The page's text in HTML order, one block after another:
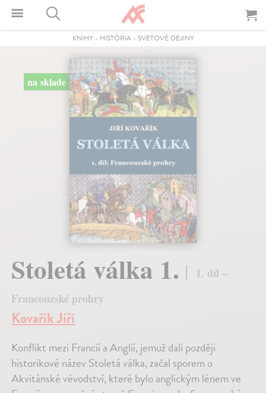
KNIHY- HISTÓRIA- SVETOVÉ DEJINY
na sklade
Stoletá válka 1.
1. díl –
Francouzské prohry
Kovařík Jiří
Konflikt mezi Francií a Anglií, jemuž dali později
historikové název Stoletá válka, začal sporem o
Akvitánské vévodství, které bylo anglickým lénem ve